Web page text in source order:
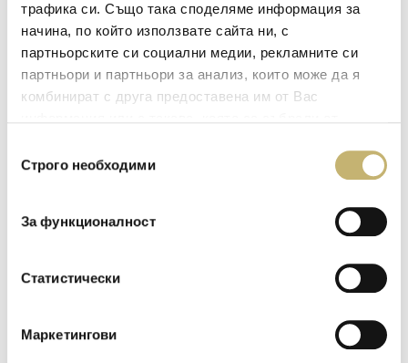
трафика си. Също така споделяме информация за
начина, по който използвате сайта ни, с
партньорските си социални медии, рекламните си
партньори и партньори за анализ, които може да я
комбинират с друга предоставена им от Вас
наСтрого необходими
За функционалност
Статистически
Маркетингови
Научете повече
21 Юли 2026, вторник